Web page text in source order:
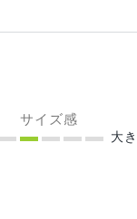
サイズ感
大